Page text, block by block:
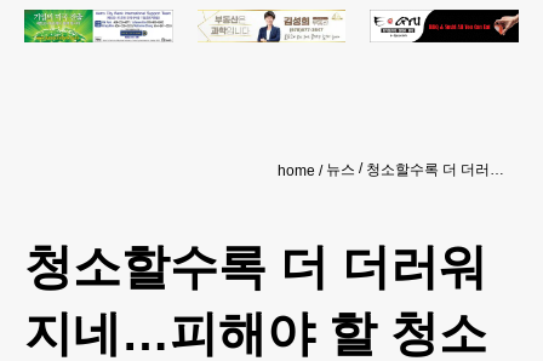
home 뉴스 청소할수록 더 더러워지네…피해야 할 청소 습관
청소할수록 더 더러워
지네…피해야 할 청소